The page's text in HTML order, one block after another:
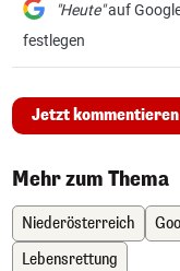
"Heute"auf
festlegen
Jetzt kommentieren
Mehr zum Thema
Niederösterreich
Lebensrettung